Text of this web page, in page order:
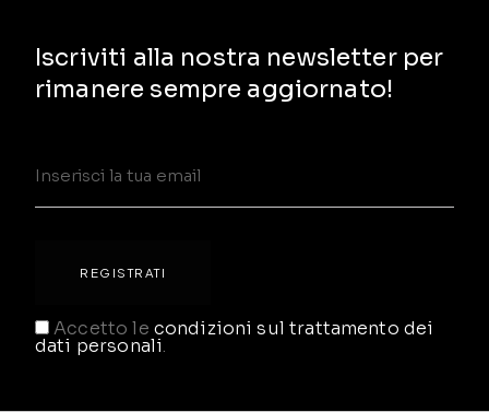
Iscriviti alla nostra newsletter per
rimanere sempre aggiornato!
Accetto le condizioni sul trattamento dei
dati personali.